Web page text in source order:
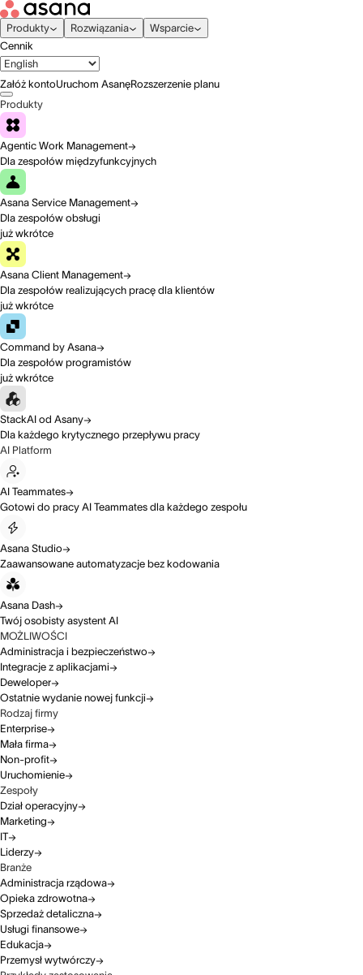
Produkty Rozwiązania
Wsparcie
Cennik
Załóż kontoUruchom AsanęRozszerzenie planu
Produkty
Agentic Work Management
Dla zespołów międzyfunkcyjnych
Asana Service Management
Dla zespołów obsługi
już wkrótce
Asana Client Management
Dla zespołów realizujących pracę dla klientów
już wkrótce
Command by Asana
Dla zespołów programistów
już wkrótce
StackAI od Asany
Dla każdego krytycznego przepływu pracy
AI Platform
AI Teammates
Gotowi do pracy AI Teammates dla każdego zespołu
Asana Studio
Zaawansowane automatyzacje bez kodowania
Asana Dash
Twój osobisty asystent AI
MOŻLIWOŚCI
Administracja i bezpieczeństwo
Integracje z aplikacjami
Deweloper
Ostatnie wydanie nowej funkcji
Rodzaj firmy
Enterprise
Mała firma
Non-profit
Uruchomienie
Zespoły
Dział operacyjny
Marketing
IT
Liderzy
Branże
Administracja rządowa
Opieka zdrowotna
Sprzedaż detaliczna
Usługi finansowe
Edukacja
Przemysł wytwórczy